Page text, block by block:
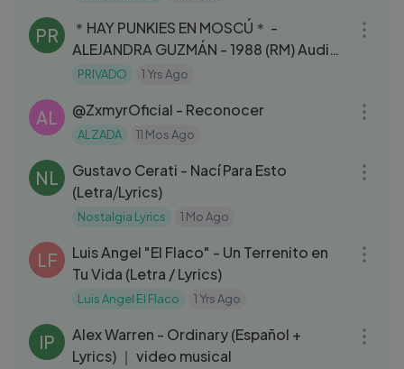
PR
＊HAY PUNKIES EN MOSCÚ＊ -
ALEJANDRA GUZMÁN - 1988 (RM) Audios
Olvidados de los 80s...
PRIVADO 1 Yrs Ago
AL ‪@ZxmyrOficial‬ - Reconocer
ALZADA 11 Mos Ago
NL
Gustavo Cerati - Nací Para Esto
(Letra⧸Lyrics)
Nostalgia Lyrics 1 Mo Ago
LF
Luis Angel "El Flaco" - Un Terrenito en
Tu Vida (Letra / Lyrics)
Luis Angel El Flaco 1 Yrs Ago
IP
Alex Warren - Ordinary (Español +
Lyrics) ｜ video musical